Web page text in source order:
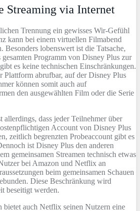
Streaming via Internet
Trennung ein gewisses Wir-Gefühl
kann bei einem virtuellen Filmabend
Besonders lobenswert ist die Tatsache,
Programm von Disney Plus zur
es keine technischen Einschränkungen.
Plattform abrufbar, auf der Disney Plus
können somit auch auf
den ausgewählten Film oder die Serie
allerdings, dass jeder Teilnehmer über
Account von Disney Plus
zeitlich begrenzten Probeaccount gibt es
ist Disney Plus den anderen
gemeinsamen Streamen technisch etwas
bei Amazon und Netflix an
beim gemeinsamen Schauen
Diese Beschränkung wird
beseitigt werden.
bietet auch Netflix seinen Nutzern eine